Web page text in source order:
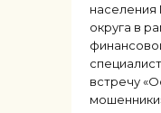
населения
округа в
встречу